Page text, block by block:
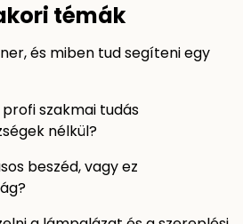
témák
és miben tud segíteni egy
szakmai tudás
nélkül?
beszéd, vagy ez